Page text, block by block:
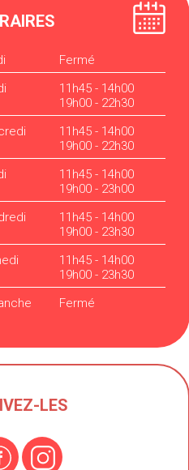
Fermé
11h45 - 14h00
19h00 - 22h30
11h45 - 14h00
19h00 - 22h30
11h45 - 14h00
19h00 - 23h00
11h45 - 14h00
19h00 - 23h30
11h45 - 14h00
19h00 - 23h30
Fermé
LES